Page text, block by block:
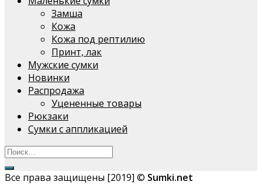
Замша
Кожа
Кожа под рептилию
Принт, лак
Мужские сумки
Новинки
Распродажа
Уцененные товары
Рюкзаки
Сумки с аппликацией
Все права защищены [2019] © Sumki.net